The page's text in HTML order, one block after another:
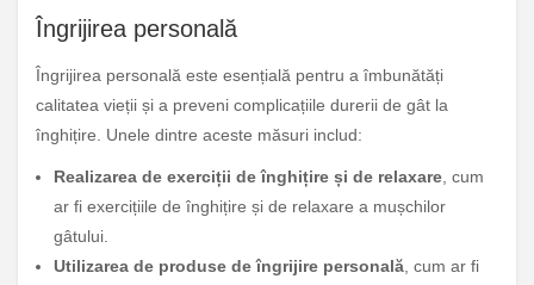
Îngrijirea personală
Îngrijirea personală este esențială pentru a îmbunătăți
calitatea vieții și a preveni complicațiile durerii de gât la
înghițire. Unele dintre aceste măsuri includ:
Realizarea de exerciții de înghițire și de relaxare, cum
ar fi exercițiile de înghițire și de relaxare a mușchilor
gâtului.
Utilizarea de produse de îngrijire personală, cum ar fi